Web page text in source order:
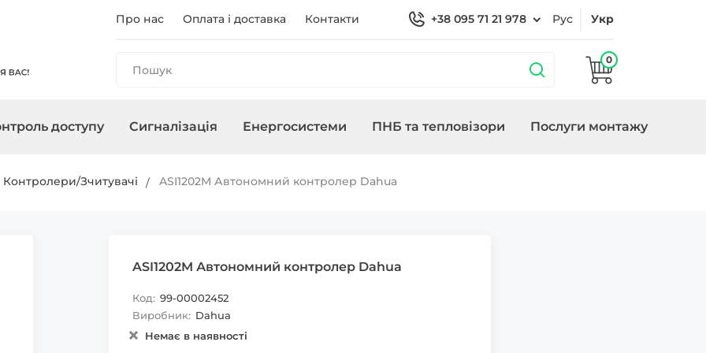
Про нас Оплата і доставка Контакти +38 095 71 21 978 Рус Укр
0
доступу Сигналізація Енергосистеми ПНБ та тепловізори Послуги монтажу
Контролери/Зчитувачі ASI1202M Автономний контролер Dahua
ASI1202M Автономний контролер Dahua
Код: 99-00002452
Виробник: Dahua
Немає в наявності